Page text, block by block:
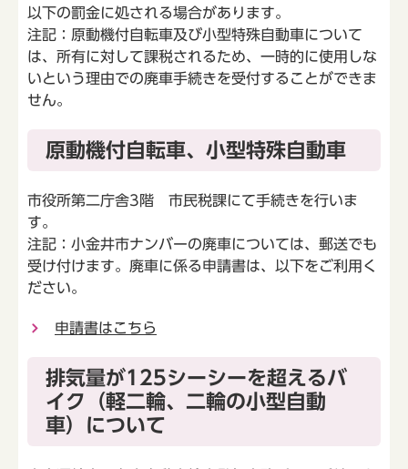
以下の罰金に処される場合があります。
注記：原動機付自転車及び小型特殊自動車について
は、所有に対して課税されるため、一時的に使用しな
いという理由での廃車手続きを受付することができま
せん。
原動機付自転車、小型特殊自動車
市役所第二庁舎3階 市民税課にて手続きを行いま
す。
注記：小金井市ナンバーの廃車については、郵送でも
受け付けます。廃車に係る申請書は、以下をご利用く
ださい。
申請書はこちら
排気量が125シーシーを超えるバ
イク（軽二輪、二輪の小型自動
車）について